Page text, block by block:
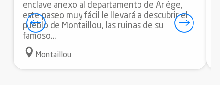
enclave anexo al departamento de Ariège,
este paseo muy fácil le llevará a descubrir el
pueblo de Montaillou, las ruinas de su
famoso...
Montaillou